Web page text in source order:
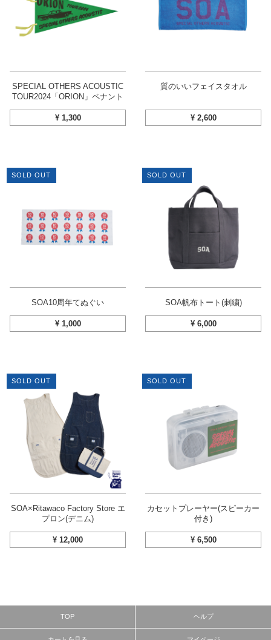
SPECIAL OTHERS ACOUSTIC
TOUR2024「ORION」ペナント
¥ 1,300
質のいいフェイスタオル
¥ 2,600
SOLD OUT
SOA10周年てぬぐい
¥ 1,000
SOLD OUT
SOA帆布トート(刺繍)
¥ 6,000
SOLD OUT
SOA×Ritawaco Factory Store エ
プロン(デニム)
¥ 12,000
SOLD OUT
カセットプレーヤー(スピーカー
付き)
¥ 6,500
TOP ヘルプ